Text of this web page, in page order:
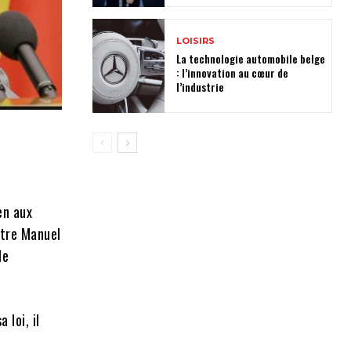
aux
Manuel
loi, il
LOISIRS
La technologie automobile belge
: l’innovation au cœur de
l’industrie